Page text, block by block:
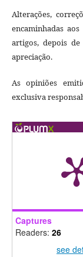
Alterações,
encaminhadas
artigos, depois
apreciação.
As opiniões
exclusiva
Captures
Readers: 26
see